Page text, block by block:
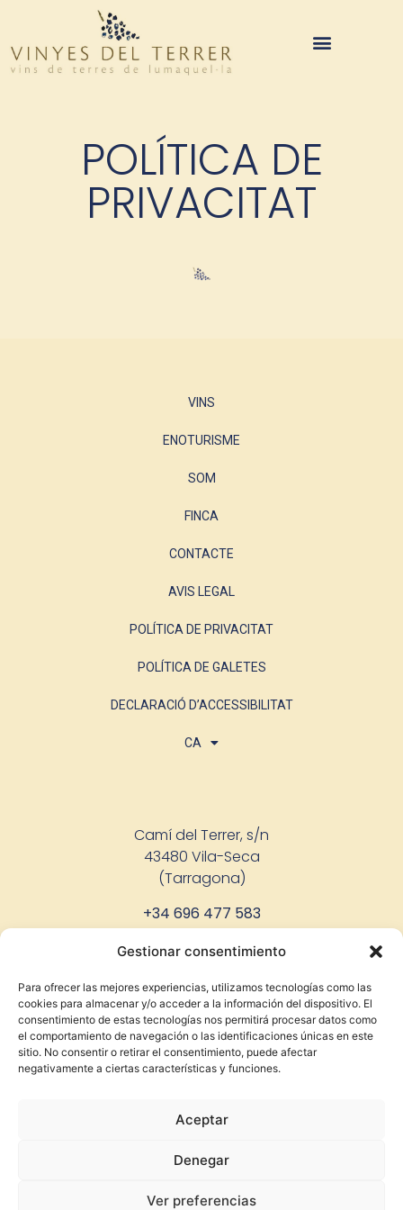
Gestionar consentimiento
Para ofrecer las mejores experiencias, utilizamos tecnologías como las
cookies para almacenar y/o acceder a la información del dispositivo. El
consentimiento de estas tecnologías nos permitirá procesar datos como
el comportamiento de navegación o las identificaciones únicas en este
sitio. No consentir o retirar el consentimiento, puede afectar
negativamente a ciertas características y funciones.
Aceptar
Denegar
Ver preferencias
POLÍTICA DE
PRIVACITAT
VINS
ENOTURISME
SOM
FINCA
CONTACTE
AVIS LEGAL
POLÍTICA DE PRIVACITAT
POLÍTICA DE GALETES
DECLARACIÓ D’ACCESSIBILITAT
CA
Camí del Terrer, s/n
43480 Vila-Seca
(Tarragona)
+34 696 477 583
eduard@vinyesdelterrer.com